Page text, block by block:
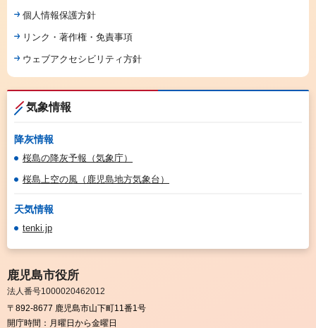
個人情報保護方針
リンク・著作権・免責事項
ウェブアクセシビリティ方針
気象情報
降灰情報
桜島の降灰予報（気象庁）
桜島上空の風（鹿児島地方気象台）
天気情報
tenki.jp
鹿児島市役所
法人番号1000020462012
〒892-8677 鹿児島市山下町11番1号
開庁時間： 月曜日から金曜日